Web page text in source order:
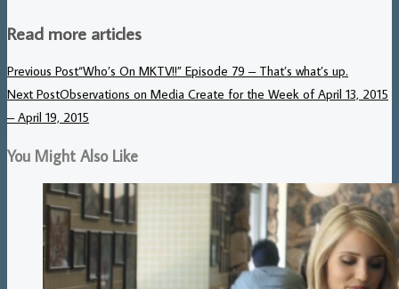
Read more articles
Previous Post“Who’s On MKTV!!” Episode 79 – That’s what’s up.
Next PostObservations on Media Create for the Week of April 13, 2015
– April 19, 2015
You Might Also Like